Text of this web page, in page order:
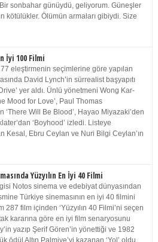
sonbahar günüydü, geliyorum. Güneşler
kötülükler. Ölümün armaları gibiydi. Size
İyi 100 Filmi
eleştirmenin seçimlerine göre yapılan
David Lynch’in sürrealist başyapıtı
yer aldı. Ünlü yönetmeni Wong Kar-
Mood for Love’, Paul Thomas
‘There Will Be Blood’, Hayao Miyazaki’den
‘Boyhood’ izledi. Listeye
Kesal, Ebru Ceylan ve Nuri Bilgi Ceylan’ın
Yüzyılın En İyi 40 Filmi
Notos sinema ve edebiyat dünyasından
Türkiye sinemasının en iyi 40 filmini
287 film içinden ‘Yüzyılın 40 Filmi’ni seçen
kararına göre en iyi film senaryosunu
yazıp Şerif Gören’in yönettiği ve 1982
ödül Altın Palmiye’yi kazanan ‘Yol’ oldu.